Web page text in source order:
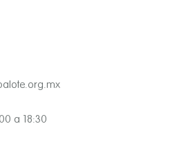
a 18:30